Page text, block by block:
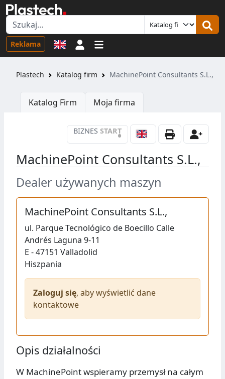
Reklama Logowanie
Plastech Katalog firm MachinePoint Consultants S.L.,
Katalog Firm Moja firma
BIZNES START
•
MachinePoint Consultants S.L.,
Dealer używanych maszyn
MachinePoint Consultants S.L.,
ul. Parque Tecnológico de Boecillo Calle
Andrés Laguna 9-11
E - 47151 Valladolid
Hiszpania
Zaloguj się, aby wyświetlić dane
kontaktowe
Opis działalności
W MachinePoint wspieramy przemysł na całym